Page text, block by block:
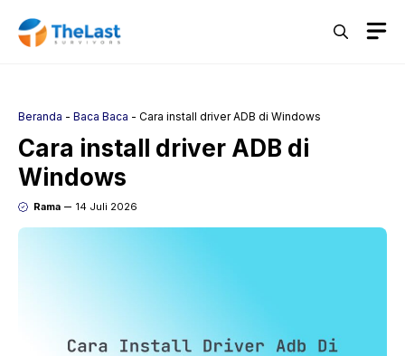
Beranda - Baca Baca - Cara install driver ADB di Windows
Cara install driver ADB di
Windows
Rama 14 Juli 2026